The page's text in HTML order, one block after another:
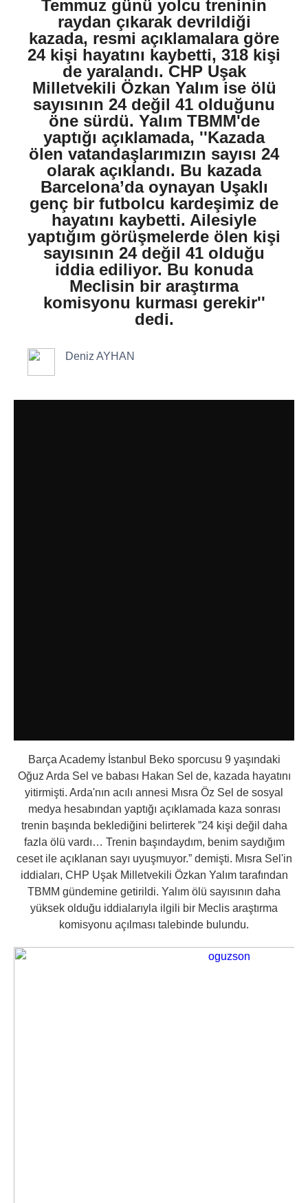
Temmuz günü yolcu treninin
raydan çıkarak devrildiği
kazada, resmi açıklamalara göre
24 kişi hayatını kaybetti, 318 kişi
de yaralandı. CHP Uşak
Milletvekili Özkan Yalım ise ölü
sayısının 24 değil 41 olduğunu
öne sürdü. Yalım TBMM'de
yaptığı açıklamada, ''Kazada
ölen vatandaşlarımızın sayısı 24
olarak açıklandı. Bu kazada
Barcelona’da oynayan Uşaklı
genç bir futbolcu kardeşimiz de
hayatını kaybetti. Ailesiyle
yaptığım görüşmelerde ölen kişi
sayısının 24 değil 41 olduğu
iddia ediliyor. Bu konuda
Meclisin bir araştırma
komisyonu kurması gerekir''
dedi.
Deniz AYHAN
Barça Academy İstanbul Beko sporcusu 9 yaşındaki
Oğuz Arda Sel ve babası Hakan Sel de, kazada hayatını
yitirmişti. Arda'nın acılı annesi Mısra Öz Sel de sosyal
medya hesabından yaptığı açıklamada kaza sonrası
trenin başında beklediğini belirterek ”24 kişi değil daha
fazla ölü vardı… Trenin başındaydım, benim saydığım
ceset ile açıklanan sayı uyuşmuyor.” demişti. Mısra Sel'in
iddiaları, CHP Uşak Milletvekili Özkan Yalım tarafından
TBMM gündemine getirildi. Yalım ölü sayısının daha
yüksek olduğu iddialarıyla ilgili bir Meclis araştırma
komisyonu açılması talebinde bulundu.